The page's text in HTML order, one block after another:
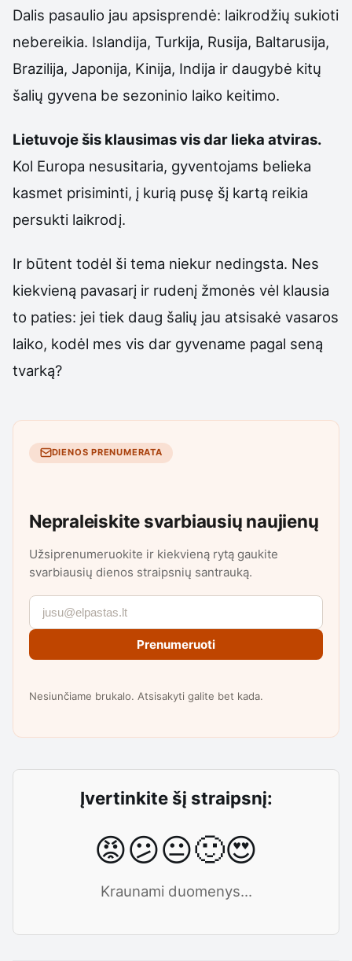
Dalis pasaulio jau apsisprendė: laikrodžių sukioti
nebereikia. Islandija, Turkija, Rusija, Baltarusija,
Brazilija, Japonija, Kinija, Indija ir daugybė kitų
šalių gyvena be sezoninio laiko keitimo.
Lietuvoje šis klausimas vis dar lieka atviras.
Kol Europa nesusitaria, gyventojams belieka
kasmet prisiminti, į kurią pusę šį kartą reikia
persukti laikrodį.
Ir būtent todėl ši tema niekur nedingsta. Nes
kiekvieną pavasarį ir rudenį žmonės vėl klausia
to paties: jei tiek daug šalių jau atsisakė vasaros
laiko, kodėl mes vis dar gyvename pagal seną
tvarką?
DIENOS PRENUMERATA
Nepraleiskite svarbiausių naujienų
Užsiprenumeruokite ir kiekvieną rytą gaukite
svarbiausių dienos straipsnių santrauką.
Prenumeruoti
Nesiunčiame brukalo. Atsisakyti galite bet kada.
Įvertinkite šį straipsnį:
😡😕😐🙂😍
Kraunami duomenys...